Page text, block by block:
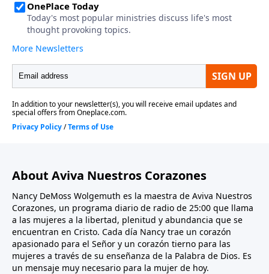
About Aviva Nuestros Corazones
Nancy DeMoss Wolgemuth es la maestra de Aviva Nuestros
Corazones, un programa diario de radio de 25:00 que llama
a las mujeres a la libertad, plenitud y abundancia que se
encuentran en Cristo. Cada día Nancy trae un corazón
apasionado para el Señor y un corazón tierno para las
mujeres a través de su enseñanza de la Palabra de Dios. Es
un mensaje muy necesario para la mujer de hoy.